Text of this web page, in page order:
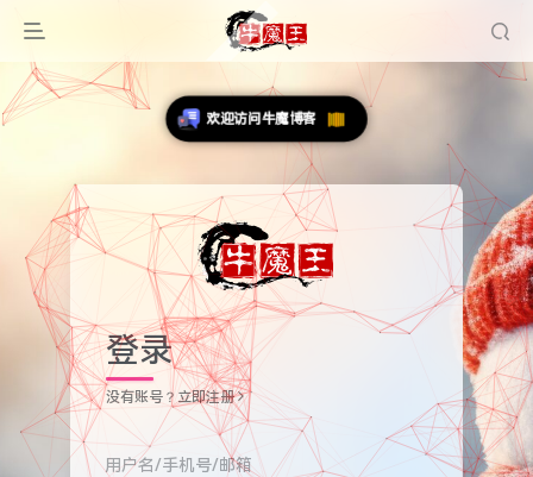
登录
没有账号？立即注册
用户名/手机号/邮箱